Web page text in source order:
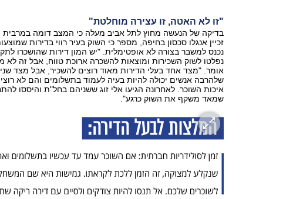
"זו לא האטה, זו עצירה מוחלטת"
בדיקה של הנעשה מחוץ לתל אביב מעלה כי המצב דומה במרבית
זכיין אנגלו סכסון בחיפה, מספר כי השוק בעיר רווי בדירות
נכנס למשבר בצורה לא אופטימלית. "יש המון דירות שהושכרו
נפלטו לשוק השכירות ומוצאות להשכרה ארוכת טווח, אבל זה
אומר. "מצד אחד בעלי הדירות מאוד רוצים להשכיר, אבל מצד
שלהרבה אנשים יכולה להיות בעיה לעמוד בתשלומים והם לא
איכות השוכר. לאחרונה הגיעו אלי זוג ששניהם בחל"ת והיססו
שמאד משקף את השוק כרגע".